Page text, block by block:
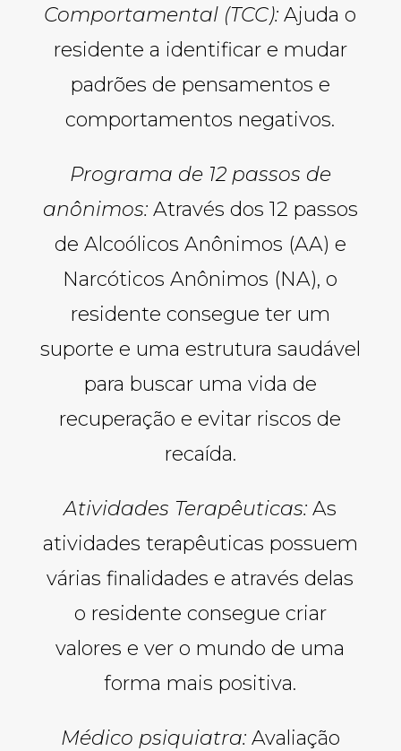
Comportamental (TCC): Ajuda o
residente a identificar e mudar
padrões de pensamentos e
comportamentos negativos.
Programa de 12 passos de
anônimos:Através dos 12 passos
de Alcoólicos Anônimos (AA) e
Narcóticos Anônimos (NA), o
residente consegue ter um
suporte e uma estrutura saudável
para buscar uma vida de
recuperação e evitar riscos de
recaída.
Atividades Terapêuticas: As
atividades terapêuticas possuem
várias finalidades e através delas
o residente consegue criar
valores e ver o mundo de uma
forma mais positiva.
Médico psiquiatra:Avaliação